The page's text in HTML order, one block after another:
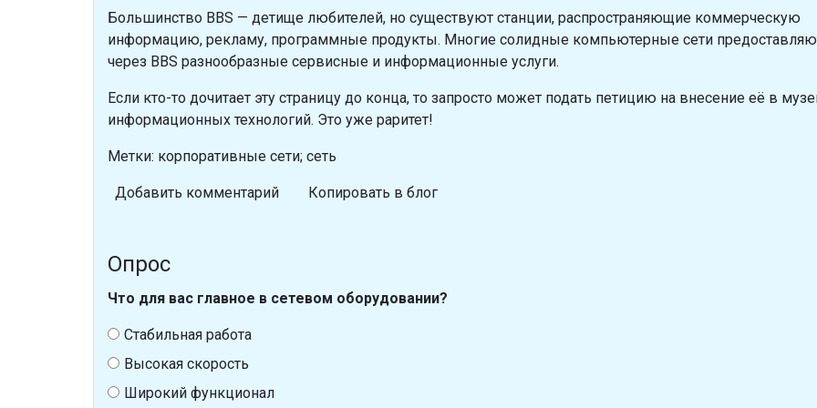
Большинство BBS — детище любителей, но существуют станции, распространяющие коммерческую
информацию, рекламу, программные продукты. Многие солидные компьютерные сети
через BBS разнообразные сервисные и информационные услуги.
Если кто-то дочитает эту страницу до конца, то запросто может подать петицию на внесение её в
информационных технологий. Это уже раритет!
Метки: корпоративные сети; сеть
Добавить комментарий Копировать в блог
Опрос
Что для вас главное в сетевом оборудовании?
Стабильная работа
Высокая скорость
Широкий функционал